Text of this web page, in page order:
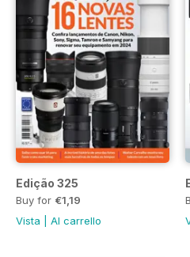
Edição 325
Buy for €1,19
Vista
Al carrello